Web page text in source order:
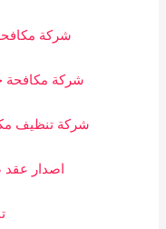
شركة
شركة مكافحة
شركة تنظيف
اصدار عقد